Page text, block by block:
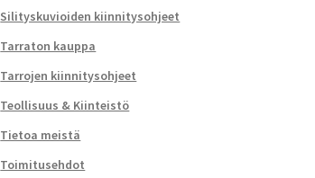
Silityskuvioiden kiinnitysohjeet
Tarraton kauppa
Tarrojen kiinnitysohjeet
Teollisuus & Kiinteistö
Tietoa meistä
Toimitusehdot